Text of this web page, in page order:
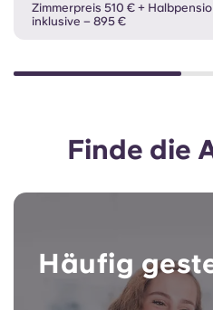
Zimmerpreis 510 € +
inklusive – 895 €
Finde die
Häufig